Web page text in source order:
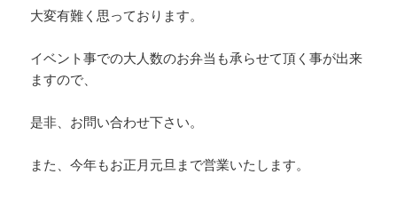
大変有難く思っております。
イベント事での大人数のお弁当も承らせて頂く事が出来
ますので、
是非、お問い合わせ下さい。
また、今年もお正月元旦まで営業いたします。